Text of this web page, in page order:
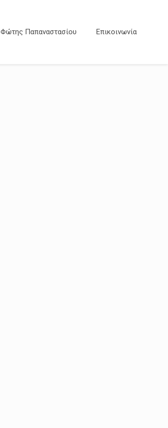
Φώτης Παπαναστασίου Επικοινωνία